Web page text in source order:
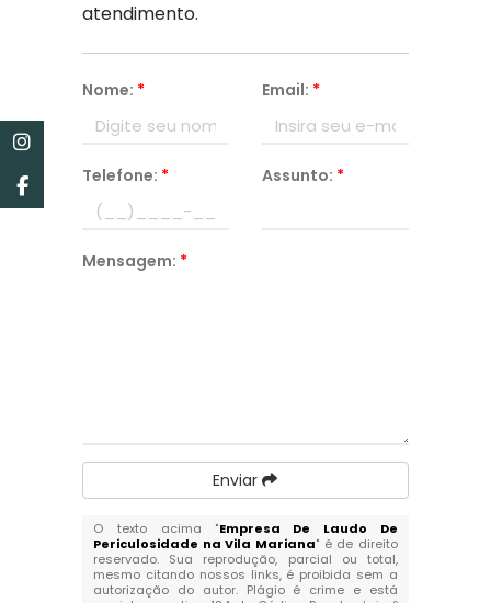
atendimento.
Nome: * Email: *
Telefone: * Assunto: *
Mensagem: *
Enviar
O texto acima "Empresa De Laudo De
Periculosidade na Vila Mariana" é de direito
reservado. Sua reprodução, parcial ou total,
mesmo citando nossos links, é proibida sem a
autorização do autor. Plágio é crime e está